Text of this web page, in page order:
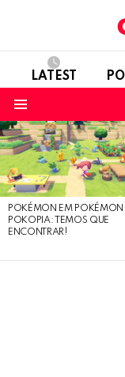
LATEST
LATEST
STORIES
POKÉMON EM POKÉMON
POKOPIA: TEMOS QUE
ENCONTRAR!